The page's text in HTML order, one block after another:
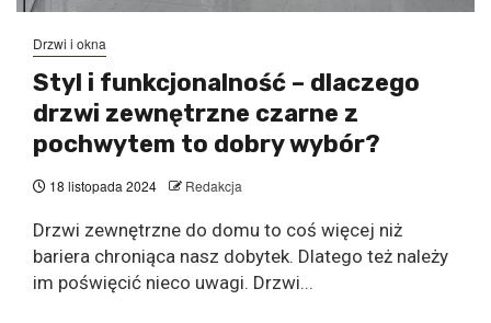
Drzwi i okna
Styl i funkcjonalność – dlaczego
drzwi zewnętrzne czarne z
pochwytem to dobry wybór?
18 listopada 2024 Redakcja
Drzwi zewnętrzne do domu to coś więcej niż
bariera chroniąca nasz dobytek. Dlatego też należy
im poświęcić nieco uwagi. Drzwi...